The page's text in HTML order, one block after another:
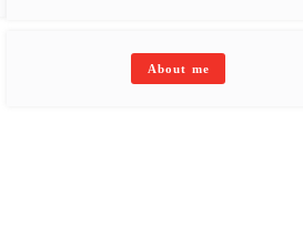
About me